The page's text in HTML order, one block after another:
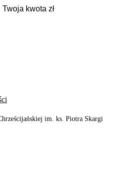
im. ks. Piotra Skargi